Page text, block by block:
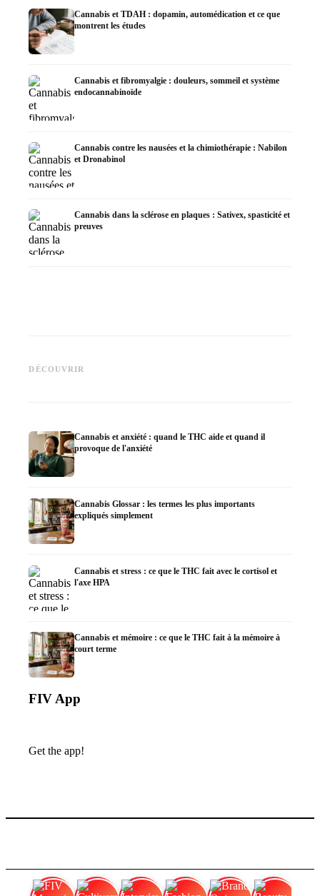
Cannabis et TDAH : dopamin, automédication et ce que
montrent les études
Cannabis et fibromyalgie : douleurs, sommeil et système
endocannabinoïde
Cannabis contre les nausées et la chimiothérapie : Nabilon
et Dronabinol
Cannabis dans la sclérose en plaques : Sativex, spasticité et
preuves
DÉCOUVRIR
Epidiolex et l'état actuel de la
recherche
Cannabis et anxiété : quand le THC aide et quand il
provoque de l'anxiété
Cannabis Glossar : les termes les plus importants
expliqués simplement
Cannabis et stress : ce que le THC fait avec le cortisol et
l'axe HPA
Cannabis et mémoire : ce que le THC fait à la mémoire à
court terme
FIV App
Get the app!